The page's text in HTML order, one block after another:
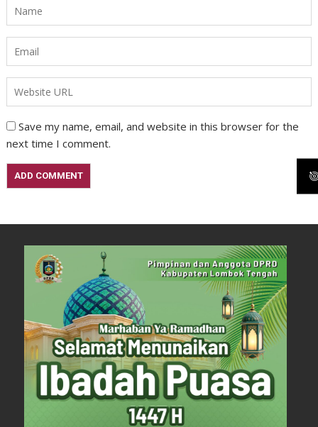
Save my name, email, and website in this browser for the
next time I comment.